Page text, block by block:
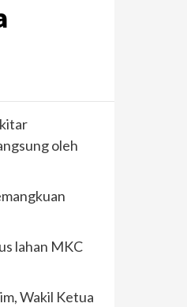
oleh
lahan MKC
Wakil Ketua